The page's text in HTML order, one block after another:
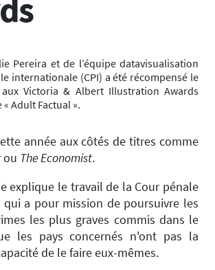
Pereira et de l’équipe datavisualisation
internationale (CPI) a été récompensé le
Victoria & Albert Illustration Awards
Adult Factual ».
année aux côtés de titres comme
ou The Economist.
explique le travail de la Cour pénale
a pour mission de poursuivre les
les plus graves commis dans le
les pays concernés n'ont pas la
de le faire eux-mêmes.